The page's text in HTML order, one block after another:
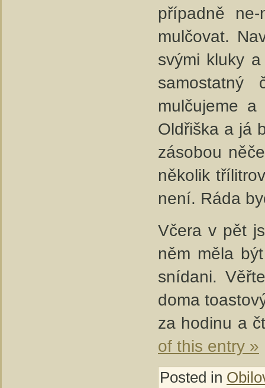
případně
mulčovat.
svými kluky
samostatný
mulčujeme
Oldřiška a já
zásobou
několik
není. Ráda
Včera v pět
něm měla
snídani.
doma
za hodinu a
of this entry »
Posted in